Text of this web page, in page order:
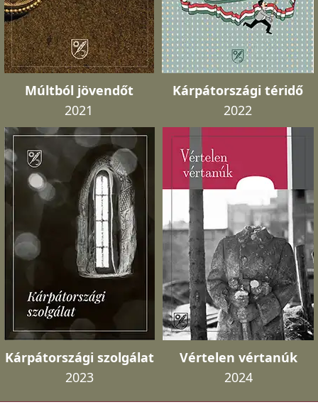
Múltból jövendőt
2021
Kárpátországi téridő
2022
Kárpátországi szolgálat
2023
Vértelen vértanúk
2024